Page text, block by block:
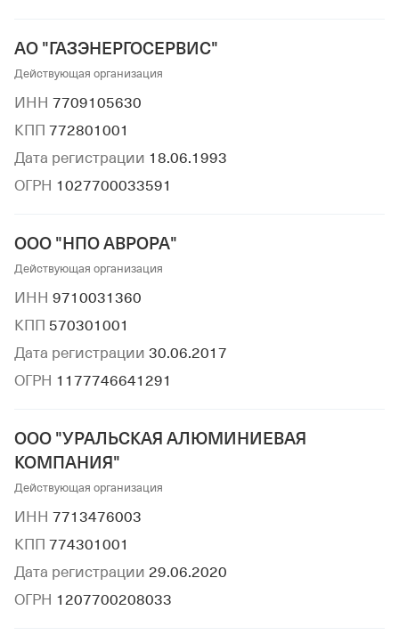
АО "ГАЗЭНЕРГОСЕРВИС"
Действующая организация
ИНН 7709105630
КПП 772801001
Дата регистрации 18.06.1993
ОГРН 1027700033591
ООО "НПО АВРОРА"
Действующая организация
ИНН 9710031360
КПП 570301001
Дата регистрации 30.06.2017
ОГРН 1177746641291
ООО "УРАЛЬСКАЯ АЛЮМИНИЕВАЯ
КОМПАНИЯ"
Действующая организация
ИНН 7713476003
КПП 774301001
Дата регистрации 29.06.2020
ОГРН 1207700208033